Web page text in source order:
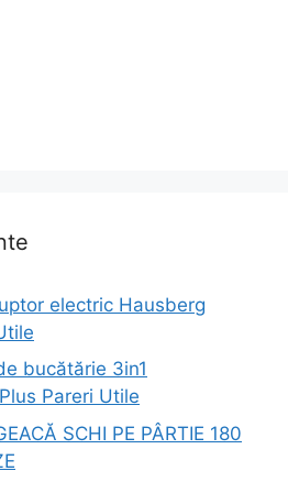
electric Hausberg
bucătărie 3in1
Pareri Utile
SCHI PE PÂRTIE 180